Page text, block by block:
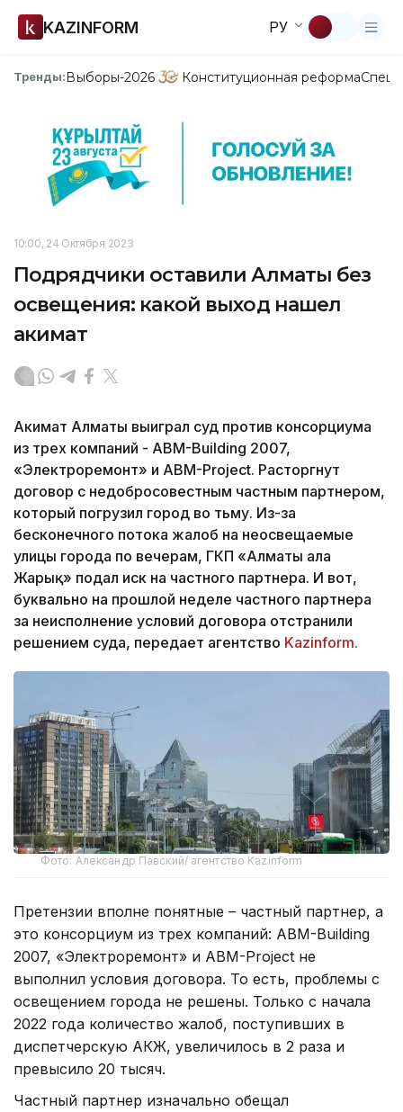
KAZINFORM РУ
Тренды:Выборы-2026 Конституционная реформа
10:00, 24 Октября 2023
Подрядчики оставили Алматы без
освещения: какой выход нашел
акимат
Акимат Алматы выиграл суд против консорциума
из трех компаний - ABM-Building 2007,
«Электроремонт» и ABM-Project. Расторгнут
договор с недобросовестным частным партнером,
который погрузил город во тьму. Из-за
бесконечного потока жалоб на неосвещаемые
улицы города по вечерам, ГКП «Алматы Қала
Жарық» подал иск на частного партнера. И вот,
буквально на прошлой неделе частного партнера
за неисполнение условий договора отстранили
решением суда, передает агентство Kаzinform.
Фото: Александр Павский/ агентство Kazinform
Претензии вполне понятные – частный партнер, а
это консорциум из трех компаний: ABM-Building
2007, «Электроремонт» и ABM-Project не
выполнил условия договора. То есть, проблемы с
освещением города не решены. Только с начала
2022 года количество жалоб, поступивших в
диспетчерскую АКЖ, увеличилось в 2 раза и
превысило 20 тысяч.
Частный партнер изначально обещал